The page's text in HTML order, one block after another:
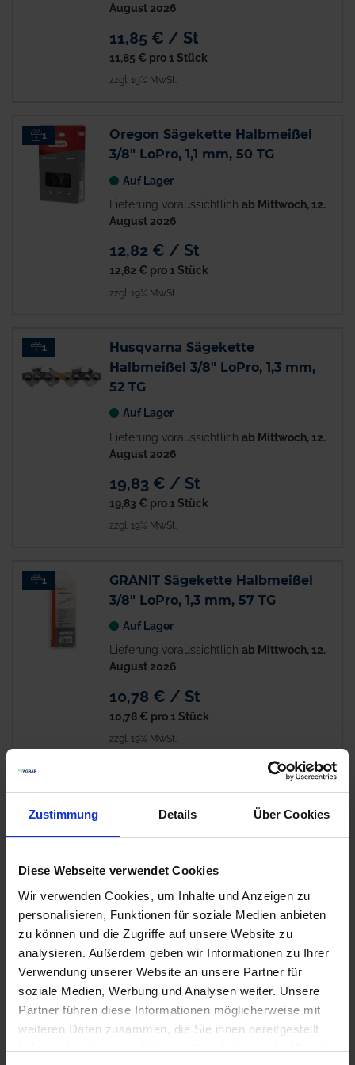
Zustimmung Details Über Cookies
Diese Webseite verwendet Cookies
Wir verwenden Cookies, um Inhalte und Anzeigen zu
personalisieren, Funktionen für soziale Medien anbieten
zu können und die Zugriffe auf unsere Website zu
analysieren. Außerdem geben wir Informationen zu Ihrer
Verwendung unserer Website an unsere Partner für
soziale Medien, Werbung und Analysen weiter. Unsere
Partner führen diese Informationen möglicherweise mit
weiteren Daten zusammen, die Sie ihnen bereitgestellt
haben oder die sie im Rahmen Ihrer Nutzung der Dienste
August 2026
11,85 € / St
11,85 € pro 1 Stück
zzgl. 19% MwSt.
1
Oregon Sägekette Halbmeißel
3/8" LoPro, 1,1 mm, 50 TG
Auf Lager
Lieferung voraussichtlich ab Mittwoch, 12.
August 2026
12,82 € / St
12,82 € pro 1 Stück
zzgl. 19% MwSt.
1
Husqvarna Sägekette
Halbmeißel 3/8" LoPro, 1,3 mm,
52 TG
Auf Lager
Lieferung voraussichtlich ab Mittwoch, 12.
August 2026
19,83 € / St
19,83 € pro 1 Stück
zzgl. 19% MwSt.
1
GRANIT Sägekette Halbmeißel
3/8" LoPro, 1,3 mm, 57 TG
Auf Lager
Lieferung voraussichtlich ab Mittwoch, 12.
August 2026
10,78 € / St
10,78 € pro 1 Stück
zzgl. 19% MwSt.
GRANIT Sägekette Halbmeißel
3/8" LoPro, 1,1 mm, 52 TG
Auf Lager
9,99 € / St
9,99 €pro 1 Stück
zzgl. 19% MwSt.
GRANIT Sägekette Halbmeißel
3/8" LoPro, 1,3 mm, 50 TG
Auf Lager